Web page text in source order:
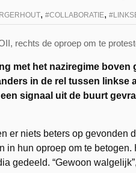
, COLLABORATIE,
rechts de oproep om te
met het naziregime
in de rel tussen linkse
signaal uit de buurt
er niets beters op gevonden
in hun oproep om te
gedeeld. “Gewoon